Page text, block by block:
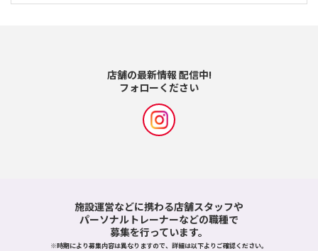
店舗の最新情報 配信中!
フォローください
施設運営などに携わる店舗スタッフや
パーソナルトレーナーなどの職種で
募集を行っています。
※時期により募集内容は異なりますので、詳細は以下よりご確認ください。